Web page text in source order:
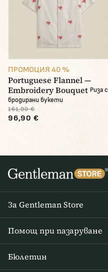
ПРОМОЦИЯ 40 %
Portuguese Flannel —
Embroidery Bouquet Риза с
бродирани букети
161,90 €
96,90 €
За Gentleman Store
Помощ при пазаруване
Бюлетин